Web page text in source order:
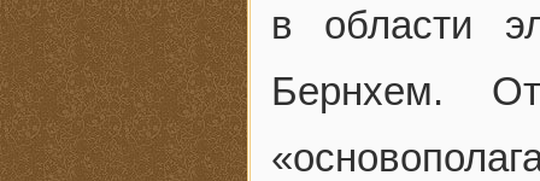
в области
Бернхем.